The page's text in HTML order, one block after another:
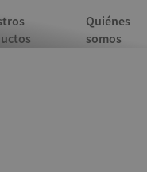
Quiénes
somos
danesas